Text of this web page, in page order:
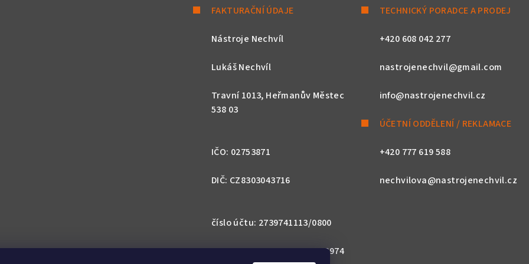
FAKTURAČNÍ ÚDAJE
Nástroje Nechvíl
Lukáš Nechvíl
Travní 1013, Heřmanův Městec
538 03
IČO: 02753871
DIČ: CZ8303043716
číslo účtu: 2739741113/0800
IBAN: CZ57 0800 0000 0027 3974
TECHNICKÝ PORADCE A PRODEJ
+420 608 042 277
nastrojenechvil@gmail.com
info@nastrojenechvil.cz
ÚČETNÍ ODDĚLENÍ / REKLAMACE
+420 777 619 588
nechvilova@nastrojenechvil.cz